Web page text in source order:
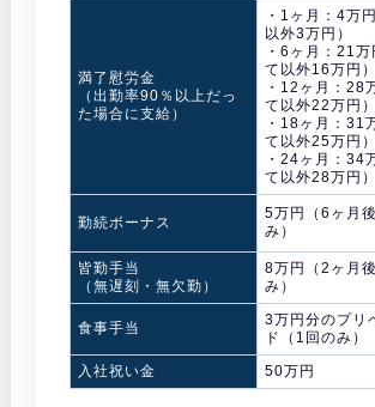
満了慰労金
（出勤率90％以上だっ
た場合に支給）
・1ヶ月：4万
以外3万円）
・6ヶ月：21
て以外16万円）
・12ヶ月：28
て以外22万円）
・18ヶ月：31
て以外25万円）
・24ヶ月：34
て以外28万円）
勤続ボーナス
5万円（6ヶ月
み）
皆勤手当
（無遅刻・無欠勤）
8万円（2ヶ月
み）
食事手当
3万円分のプリ
ド（1回のみ）
入社祝い金
50万円